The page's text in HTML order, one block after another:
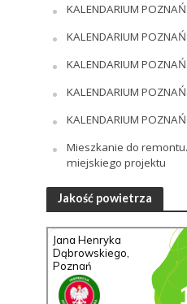
KALENDARIUM
KALENDARIUM
KALENDARIUM
KALENDARIUM
KALENDARIUM
Mieszkanie do
miejskiego projektu
Jakość powietrza